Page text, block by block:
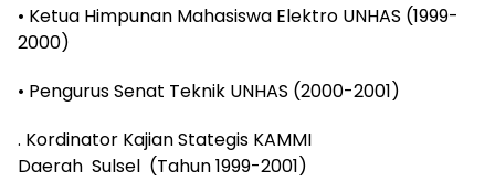
• Ketua Himpunan Mahasiswa Elektro UNHAS (1999-
2000)
• Pengurus Senat Teknik UNHAS (2000-2001)
. Kordinator Kajian Stategis KAMMI
Daerah Sulsel (Tahun 1999-2001)